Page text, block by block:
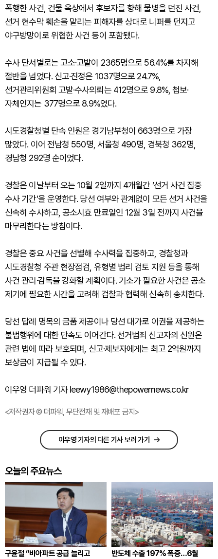
폭행한 사건, 건물 옥상에서 후보자를 향해 물병을 던진 사건,
선거 현수막 훼손을 말리는 피해자를 상대로 니퍼를 던지고
야구방망이로 위협한 사건 등이 포함됐다.
수사 단서별로는 고소·고발이 2365명으로 56.4%를 차지해
절반을 넘었다. 신고·진정은 1037명으로 24.7%,
선거관리위원회 고발·수사의뢰는 412명으로 9.8%, 첩보·
자체인지는 377명으로 8.9%였다.
시도경찰청별 단속 인원은 경기남부청이 663명으로 가장
많았다. 이어 전남청 550명, 서울청 490명, 경북청 362명,
경남청 292명 순이었다.
경찰은 이날부터 오는 10월 2일까지 4개월간 ‘선거 사건 집중
수사 기간’을 운영한다. 당선 여부와 관계없이 모든 선거 사건을
신속히 수사하고, 공소시효 만료일인 12월 3일 전까지 사건을
마무리한다는 방침이다.
경찰은 중요 사건을 선별해 수사력을 집중하고, 경찰청과
시도경찰청 주관 현장점검, 유형별 법리 검토 지원 등을 통해
사건 관리·감독을 강화할 계획이다. 기소가 필요한 사건은 공소
제기에 필요한 시간을 고려해 검찰과 협력해 신속히 송치한다.
당선 답례 명목의 금품 제공이나 당선 대가로 이권을 제공하는
불법행위에 대한 단속도 이어간다. 선거범죄 신고자의 신원은
관련 법에 따라 보호되며, 신고·제보자에게는 최고 2억원까지
보상금이 지급될 수 있다.
이우영 더파워 기자 leewy1986@thepowernews.co.kr
<저작권자 © 더파워, 무단전재 및 재배포 금지>
이우영 기자의 다른 기사 보러 가기
오늘의 주요뉴스
구윤철 “비아파트 공급 늘리고
반도체 수출 197% 폭증…6월